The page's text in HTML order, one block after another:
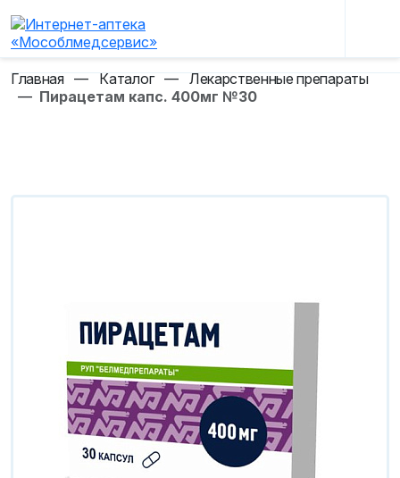
Главная — Каталог — Лекарственные препараты
— Пирацетам капс. 400мг №30